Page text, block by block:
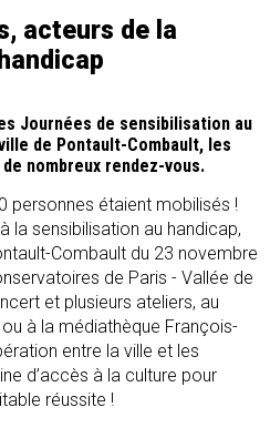
acteurs de la
Journées de sensibilisation au
de Pontault-Combault, les
nombreux rendez-vous.
personnes étaient mobilisés !
la sensibilisation au handicap,
Combault du 23 novembre
de Paris - Vallée de
et plusieurs ateliers, au
à la médiathèque François-
entre la ville et les
d’accès à la culture pour
réussite !